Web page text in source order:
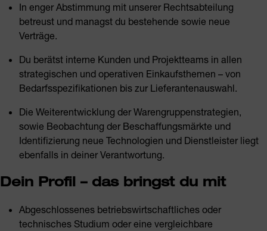
In enger Abstimmung mit unserer Rechtsabteilung
betreust und managst du bestehende sowie neue
Verträge.
Du berätst interne Kunden und Projektteams in allen
strategischen und operativen Einkaufsthemen – von
Bedarfsspezifikationen bis zur Lieferantenauswahl.
Die Weiterentwicklung der Warengruppenstrategien,
sowie Beobachtung der Beschaffungsmärkte und
Identifizierung neue Technologien und Dienstleister liegt
ebenfalls in deiner Verantwortung.
Dein Profil – das bringst du mit
Abgeschlossenes betriebswirtschaftliches oder
technisches Studium oder eine vergleichbare